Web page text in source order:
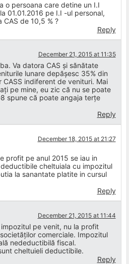
o persoana care detine un I.I
01.01.2016 pe I.I -ul personal,
CAS de 10,5 % ?
Reply
December 21, 2015 at 11:35
Va datora CAS și sănătate
lunare depășesc 35% din
CASS indiferent de venituri. Mai
pe mine, eu zic că nu se poate
spune că poate angaja terțe
Reply
December 18, 2015 at 21:27
profit pe anul 2015 se iau in
cheltuiala cu impozitul
la sanantate platite in cursul
Reply
December 21, 2015 at 11:44
pe venit, nu la profit
comerciale. Impozitul
nedeductibilă fiscal.
cheltuieli deductibile.
Reply